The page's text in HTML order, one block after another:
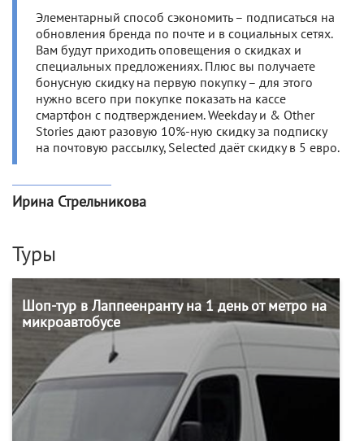
Элементарный способ сэкономить – подписаться на
обновления бренда по почте и в социальных сетях.
Вам будут приходить оповещения о скидках и
специальных предложениях. Плюс вы получаете
бонусную скидку на первую покупку – для этого
нужно всего при покупке показать на кассе
смартфон с подтверждением. Weekday и & Other
Stories дают разовую 10%-ную скидку за подписку
на почтовую рассылку, Selected даёт скидку в 5 евро.
Ирина Стрельникова
Туры
Шоп-тур в Лаппеенранту на 1 день от метро на
микроавтобусе